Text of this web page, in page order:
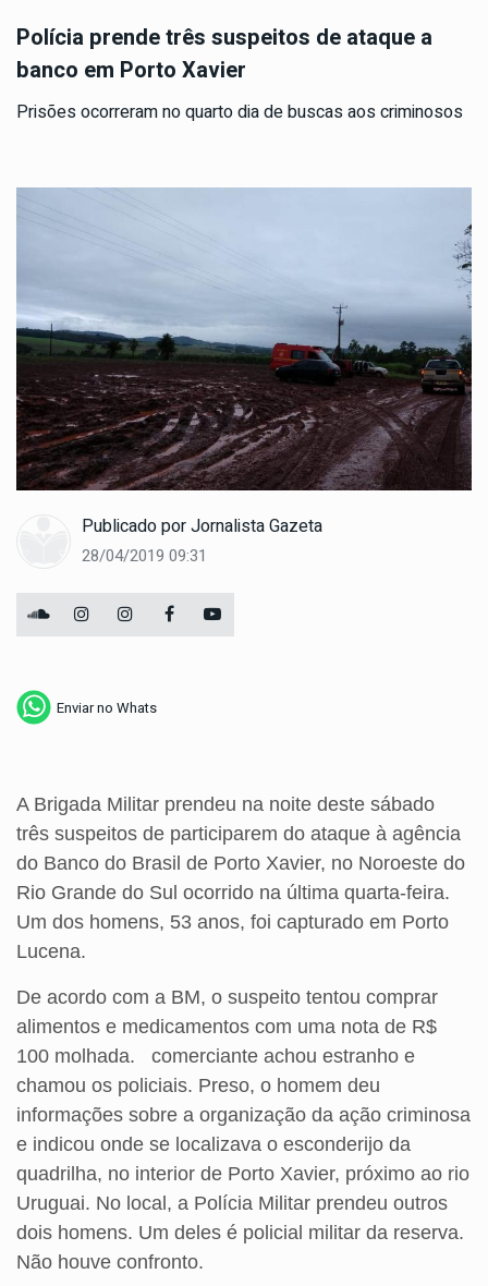
Polícia prende três suspeitos de ataque a
banco em Porto Xavier
Prisões ocorreram no quarto dia de buscas aos criminosos
Publicado porJornalista Gazeta
28/04/2019 09:31
Enviar no Whats
A Brigada Militar prendeu na noite deste sábado
três suspeitos de participarem do ataque à agência
do Banco do Brasil de Porto Xavier, no Noroeste do
Rio Grande do Sul ocorrido na última quarta-feira.
Um dos homens, 53 anos, foi capturado em Porto
Lucena.
De acordo com a BM, o suspeito tentou comprar
alimentos e medicamentos com uma nota de R$
100 molhada. comerciante achou estranho e
chamou os policiais. Preso, o homem deu
informações sobre a organização da ação criminosa
e indicou onde se localizava o esconderijo da
quadrilha, no interior de Porto Xavier, próximo ao rio
Uruguai. No local, a Polícia Militar prendeu outros
dois homens. Um deles é policial militar da reserva.
Não houve confronto.